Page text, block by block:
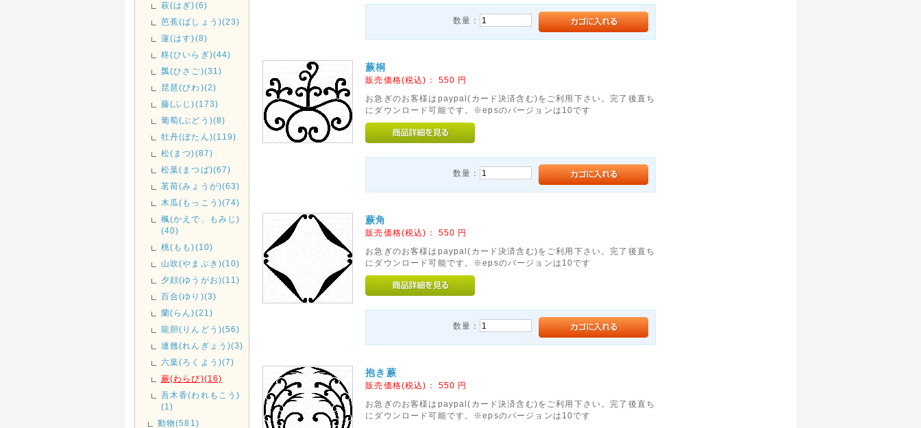
萩(はぎ)(6)
芭蕉(ばしょう)(23)
蓮(はす)(8)
柊(ひいらぎ)(44)
瓢(ひさご)(31)
琵琶(びわ)(2)
藤(ふじ)(173)
葡萄(ぶどう)(8)
牡丹(ぼたん)(119)
松(まつ)(87)
松葉(まつば)(67)
茗荷(みょうが)(63)
木瓜(もっこう)(74)
楓(かえで、もみじ)
(40)
桃(もも)(10)
山吹(やまぶき)(10)
夕顔(ゆうがお)(11)
百合(ゆり)(3)
蘭(らん)(21)
龍胆(りんどう)(56)
連翹(れんぎょう)(3)
六葉(ろくよう)(7)
蕨(わらび)(16)
吾木香(われもこう)
(1)
動物(581)
数量：
蕨桐
販売価格(税込)： 550 円
お急ぎのお客様はpaypal(カード決済含む)をご利用下さい。完了後直ち
にダウンロード可能です。※epsのバージョンは10です
数量：
蕨角
販売価格(税込)： 550 円
お急ぎのお客様はpaypal(カード決済含む)をご利用下さい。完了後直ち
にダウンロード可能です。※epsのバージョンは10です
数量：
抱き蕨
販売価格(税込)： 550 円
お急ぎのお客様はpaypal(カード決済含む)をご利用下さい。完了後直ち
にダウンロード可能です。※epsのバージョンは10です